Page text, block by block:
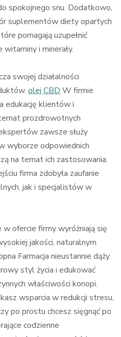
spokojnego snu. Dodatkowo,
suplementów diety opartych
pomagają uzupełnić
i minerały.
swojej działalności
olej CBD W firmie
edukację klientów i
prozdrowotnych
zawsze służy
wyborze odpowiednich
na temat ich zastosowania.
firma zdobyła zaufanie
jak i specjalistów w
ofercie firmy wyróżniają się
jakości, naturalnym
Farmacja nieustannie dąży
styl życia i edukować
właściwości konopi.
wsparcia w redukcji stresu,
po prostu chcesz sięgnąć po
codzienne